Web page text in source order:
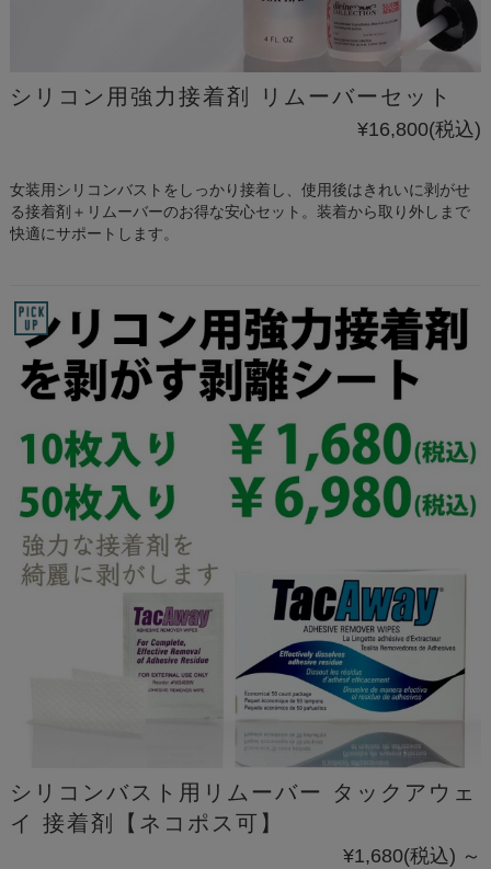
シリコン用強力接着剤 リムーバーセット
¥16,800(税込)
女装用シリコンバストをしっかり接着し、使用後はきれいに剥がせ
る接着剤＋リムーバーのお得な安心セット。装着から取り外しまで
快適にサポートします。
シリコンバスト用リムーバー タックアウェ
イ 接着剤【ネコポス可】
¥1,680(税込) ～